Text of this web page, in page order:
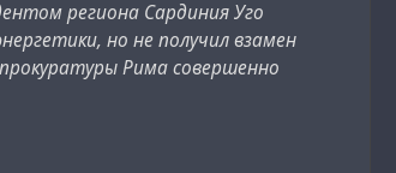
региона Сардиния Уго
но не получил взамен
Рима совершенно